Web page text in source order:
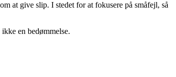
at give slip. I stedet for at fokusere på småfejl, så
en bedømmelse.